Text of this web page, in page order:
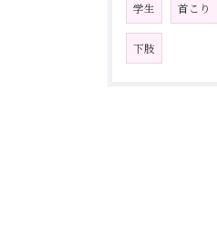
学生 首こり
下肢